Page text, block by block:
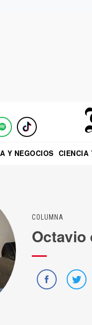
Y NEGOCIOS CIENCIA
COLUMNA
Octavio